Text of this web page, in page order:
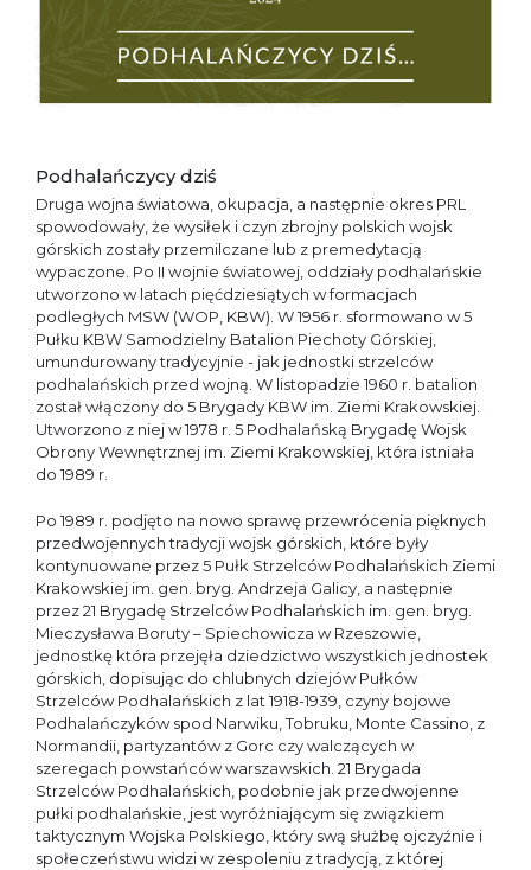
Podhalańczycy dziś
Druga wojna światowa, okupacja, a następnie okres PRL
spowodowały, że wysiłek i czyn zbrojny polskich wojsk
górskich zostały przemilczane lub z premedytacją
wypaczone. Po II wojnie światowej, oddziały podhalańskie
utworzono w latach pięćdziesiątych w formacjach
podległych MSW (WOP, KBW). W 1956 r. sformowano w 5
Pułku KBW Samodzielny Batalion Piechoty Górskiej,
umundurowany tradycyjnie - jak jednostki strzelców
podhalańskich przed wojną. W listopadzie 1960 r. batalion
został włączony do 5 Brygady KBW im. Ziemi Krakowskiej.
Utworzono z niej w 1978 r. 5 Podhalańską Brygadę Wojsk
Obrony Wewnętrznej im. Ziemi Krakowskiej, która istniała
do 1989 r.
Po 1989 r. podjęto na nowo sprawę przewrócenia pięknych
przedwojennych tradycji wojsk górskich, które były
kontynuowane przez 5 Pułk Strzelców Podhalańskich Ziemi
Krakowskiej im. gen. bryg. Andrzeja Galicy, a następnie
przez 21 Brygadę Strzelców Podhalańskich im. gen. bryg.
Mieczysława Boruty – Spiechowicza w Rzeszowie,
jednostkę która przejęła dziedzictwo wszystkich jednostek
górskich, dopisując do chlubnych dziejów Pułków
Strzelców Podhalańskich z lat 1918-1939, czyny bojowe
Podhalańczyków spod Narwiku, Tobruku, Monte Cassino, z
Normandii, partyzantów z Gorc czy walczących w
szeregach powstańców warszawskich. 21 Brygada
Strzelców Podhalańskich, podobnie jak przedwojenne
pułki podhalańskie, jest wyróżniającym się związkiem
taktycznym Wojska Polskiego, który swą służbę ojczyźnie i
społeczeństwu widzi w zespoleniu z tradycją, z której